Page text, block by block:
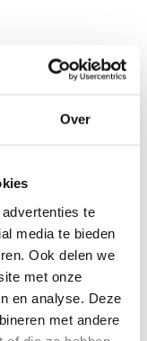
Over
te
media te bieden
Ook delen we
met onze
en analyse. Deze
met andere